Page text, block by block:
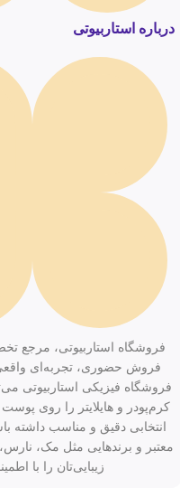
درباره استاربیوتی
فروشگاه استاربیوتی، مرجع
فروش حضوری، تجربه‌ای
فروشگاه فیزیکی استاربیوتی
کرم‌پودر و هایلایتر را روی
معتبر و برندهایی مثل مک،
زیبایی‌تان را با